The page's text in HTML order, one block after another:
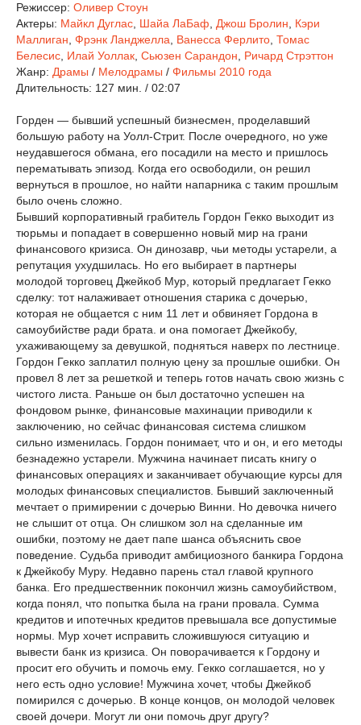
Режиссер: Оливер Стоун
Актеры: Майкл Дуглас Шайа ЛаБаф Джош Бролин
Кэри
Маллиган Фрэнк Ланджелла Ванесса Ферлито Томас
Белесис Илай Уоллак Сьюзен Сарандон
Ричард Стрэттон
Жанр: Драмы / Мелодрамы / Фильмы 2010 года
Длительность: 127 мин. / 02:07
Горден — бывший успешный бизнесмен, проделавший
большую работу на Уолл-Стрит. После очередного, но уже
неудавшегося обмана, его посадили на место и пришлось
перематывать эпизод. Когда его освободили, он решил
вернуться в прошлое, но найти напарника с таким прошлым
было очень сложно.
Бывший корпоративный грабитель Гордон Гекко выходит из
тюрьмы и попадает в совершенно новый мир на грани
финансового кризиса. Он динозавр, чьи методы устарели, а
репутация ухудшилась. Но его выбирает в партнеры
молодой торговец Джейкоб Мур, который предлагает Гекко
сделку: тот налаживает отношения старика с дочерью,
которая не общается с ним 11 лет и обвиняет Гордона в
самоубийстве ради брата. и она помогает Джейкобу,
ухаживающему за девушкой, подняться наверх по лестнице.
Гордон Гекко заплатил полную цену за прошлые ошибки. Он
провел 8 лет за решеткой и теперь готов начать свою жизнь с
чистого листа. Раньше он был достаточно успешен на
фондовом рынке, финансовые махинации приводили к
заключению, но сейчас финансовая система слишком
сильно изменилась. Гордон понимает, что и он, и его методы
безнадежно устарели. Мужчина начинает писать книгу о
финансовых операциях и заканчивает обучающие курсы для
молодых финансовых специалистов. Бывший заключенный
мечтает о примирении с дочерью Винни. Но девочка ничего
не слышит от отца. Он слишком зол на сделанные им
ошибки, поэтому не дает папе шанса объяснить свое
поведение. Судьба приводит амбициозного банкира Гордона
к Джейкобу Муру. Недавно парень стал главой крупного
банка. Его предшественник покончил жизнь самоубийством,
когда понял, что попытка была на грани провала. Сумма
кредитов и ипотечных кредитов превышала все допустимые
нормы. Мур хочет исправить сложившуюся ситуацию и
вывести банк из кризиса. Он поворачивается к Гордону и
просит его обучить и помочь ему. Гекко соглашается, но у
него есть одно условие! Мужчина хочет, чтобы Джейкоб
помирился с дочерью. В конце концов, он молодой человек
своей дочери. Могут ли они помочь друг другу?